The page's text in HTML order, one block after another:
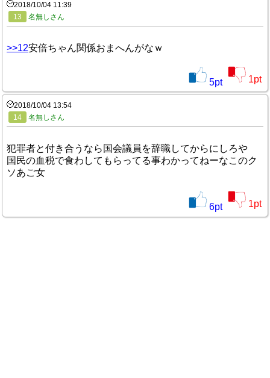
2018/10/04 11:39
13
名無しさん
>>12安倍ちゃん関係おまへんがなｗ
5pt 1pt
2018/10/04 13:54
14
名無しさん
犯罪者と付き合うなら国会議員を辞職してからにしろや
国民の血税で食わしてもらってる事わかってねーなこのク
ソあご女
6pt 1pt